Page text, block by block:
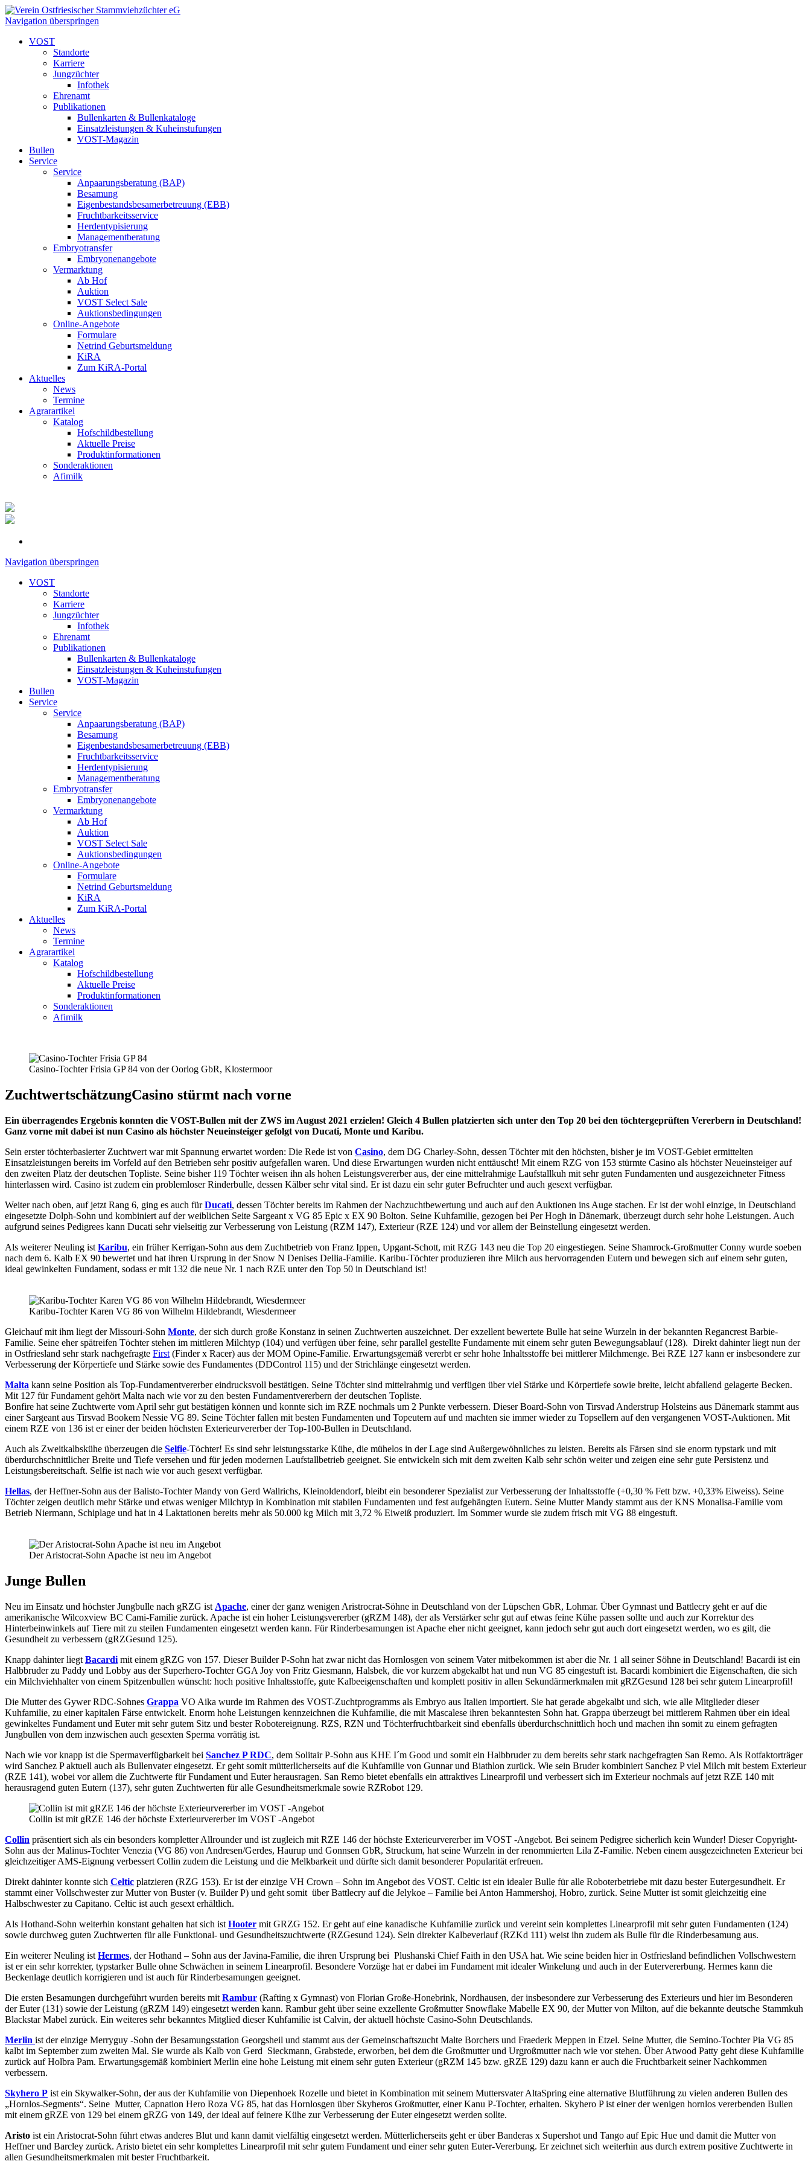
Navigation überspringen
VOST
Standorte
Karriere
Jungzüchter
Infothek
Ehrenamt
Publikationen
Bullenkarten & Bullenkataloge
Einsatzleistungen & Kuheinstufungen
VOST-Magazin
Bullen
Service
Service
Anpaarungsberatung (BAP)
Besamung
Eigenbestandsbesamerbetreuung (EBB)
Fruchtbarkeitsservice
Herdentypisierung
Managementberatung
Embryotransfer
Embryonenangebote
Vermarktung
Ab Hof
Auktion
VOST Select Sale
Auktionsbedingungen
Online-Angebote
Formulare
Netrind Geburtsmeldung
KiRA
Zum KiRA-Portal
Aktuelles
News
Termine
Agrarartikel
Katalog
Hofschildbestellung
Aktuelle Preise
Produktinformationen
Sonderaktionen
Afimilk
Navigation überspringen
VOST
Standorte
Karriere
Jungzüchter
Infothek
Ehrenamt
Publikationen
Bullenkarten & Bullenkataloge
Einsatzleistungen & Kuheinstufungen
VOST-Magazin
Bullen
Service
Service
Anpaarungsberatung (BAP)
Besamung
Eigenbestandsbesamerbetreuung (EBB)
Fruchtbarkeitsservice
Herdentypisierung
Managementberatung
Embryotransfer
Embryonenangebote
Vermarktung
Ab Hof
Auktion
VOST Select Sale
Auktionsbedingungen
Online-Angebote
Formulare
Netrind Geburtsmeldung
KiRA
Zum KiRA-Portal
Aktuelles
News
Termine
Agrarartikel
Katalog
Hofschildbestellung
Aktuelle Preise
Produktinformationen
Sonderaktionen
Afimilk
Casino-Tochter Frisia GP 84 von der Oorlog GbR, Klostermoor
ZuchtwertschätzungCasino stürmt nach vorne
Ein überragendes Ergebnis konnten die VOST-Bullen mit der ZWS im August 2021 erzielen! Gleich 4 Bullen platzierten sich unter den Top 20 bei den töchtergeprüften Vererbern in Deutschland!
Ganz vorne mit dabei ist nun Casino als höchster Neueinsteiger gefolgt von Ducati, Monte und Karibu.
Sein erster töchterbasierter Zuchtwert war mit Spannung erwartet worden: Die Rede ist von Casino, dem DG Charley-Sohn, dessen Töchter mit den höchsten, bisher je im VOST-Gebiet ermittelten
Einsatzleistungen bereits im Vorfeld auf den Betrieben sehr positiv aufgefallen waren. Und diese Erwartungen wurden nicht enttäuscht! Mit einem RZG von 153 stürmte Casino als höchster Neueinsteiger auf
den zweiten Platz der deutschen Topliste. Seine bisher 119 Töchter weisen ihn als hohen Leistungsvererber aus, der eine mittelrahmige Laufstallkuh mit sehr guten Fundamenten und ausgezeichneter Fitness
hinterlassen wird. Casino ist zudem ein problemloser Rinderbulle, dessen Kälber sehr vital sind. Er ist dazu ein sehr guter Befruchter und auch gesext verfügbar.
Weiter nach oben, auf jetzt Rang 6, ging es auch fürDucati, dessen Töchter bereits im Rahmen der Nachzuchtbewertung und auch auf den Auktionen ins Auge stachen. Er ist der wohl einzige, in Deutschland
eingesetzte Dolph-Sohn und kombiniert auf der weiblichen Seite Sargeant x VG 85 Epic x EX 90 Bolton. Seine Kuhfamilie, gezogen bei Per Hogh in Dänemark, überzeugt durch sehr hohe Leistungen. Auch
aufgrund seines Pedigrees kann Ducati sehr vielseitig zur Verbesserung von Leistung (RZM 147), Exterieur (RZE 124) und vor allem der Beinstellung eingesetzt werden.
Als weiterer Neuling ist Karibu, ein früher Kerrigan-Sohn aus dem Zuchtbetrieb von Franz Ippen, Upgant-Schott, mit RZG 143 neu die Top 20 eingestiegen. Seine Shamrock-Großmutter Conny wurde soeben
nach dem 6. Kalb EX 90 bewertet und hat ihren Ursprung in der Snow N Denises Dellia-Familie. Karibu-Töchter produzieren ihre Milch aus hervorragenden Eutern und bewegen sich auf einem sehr guten,
ideal gewinkelten Fundament, sodass er mit 132 die neue Nr. 1 nach RZE unter den Top 50 in Deutschland ist!
Karibu-Tochter Karen VG 86 von Wilhelm Hildebrandt, Wiesdermeer
Gleichauf mit ihm liegt der Missouri-Sohn Monte, der sich durch große Konstanz in seinen Zuchtwerten auszeichnet. Der exzellent bewertete Bulle hat seine Wurzeln in der bekannten Regancrest Barbie-
Familie. Seine eher spätreifen Töchter stehen im mittleren Milchtyp (104) und verfügen über feine, sehr parallel gestellte Fundamente mit einem sehr guten Bewegungsablauf (128). Direkt dahinter liegt nun der
in Ostfriesland sehr stark nachgefragte First (Finder x Racer) aus der MOM Opine-Familie. Erwartungsgemäß vererbt er sehr hohe Inhaltsstoffe bei mittlerer Milchmenge. Bei RZE 127 kann er insbesondere zur
Verbesserung der Körpertiefe und Stärke sowie des Fundamentes (DDControl 115) und der Strichlänge eingesetzt werden.
Malta kann seine Position als Top-Fundamentvererber eindrucksvoll bestätigen. Seine Töchter sind mittelrahmig und verfügen über viel Stärke und Körpertiefe sowie breite, leicht abfallend gelagerte Becken.
Mit 127 für Fundament gehört Malta nach wie vor zu den besten Fundamentvererbern der deutschen Topliste.
Bonfire hat seine Zuchtwerte vom April sehr gut bestätigen können und konnte sich im RZE nochmals um 2 Punkte verbessern. Dieser Board-Sohn von Tirsvad Anderstrup Holsteins aus Dänemark stammt aus
einer Sargeant aus Tirsvad Bookem Nessie VG 89. Seine Töchter fallen mit besten Fundamenten und Topeutern auf und machten sie immer wieder zu Topsellern auf den vergangenen VOST-Auktionen. Mit
einem RZE von 136 ist er einer der beiden höchsten Exterieurvererber der Top-100-Bullen in Deutschland.
Auch als Zweitkalbskühe überzeugen die Selfie-Töchter! Es sind sehr leistungsstarke Kühe, die mühelos in der Lage sind Außergewöhnliches zu leisten. Bereits als Färsen sind sie enorm typstark und mit
überdurchschnittlicher Breite und Tiefe versehen und für jeden modernen Laufstallbetrieb geeignet. Sie entwickeln sich mit dem zweiten Kalb sehr schön weiter und zeigen eine sehr gute Persistenz und
Leistungsbereitschaft. Selfie ist nach wie vor auch gesext verfügbar.
Hellas, der Heffner-Sohn aus der Balisto-Tochter Mandy von Gerd Wallrichs, Kleinoldendorf, bleibt ein besonderer Spezialist zur Verbesserung der Inhaltsstoffe (+0,30 % Fett bzw. +0,33% Eiweiss). Seine
Töchter zeigen deutlich mehr Stärke und etwas weniger Milchtyp in Kombination mit stabilen Fundamenten und fest aufgehängten Eutern. Seine Mutter Mandy stammt aus der KNS Monalisa-Familie vom
Betrieb Niermann, Schiplage und hat in 4 Laktationen bereits mehr als 50.000 kg Milch mit 3,72 % Eiweiß produziert. Im Sommer wurde sie zudem frisch mit VG 88 eingestuft.
Der Aristocrat-Sohn Apache ist neu im Angebot
Junge Bullen
Neu im Einsatz und höchster Jungbulle nach gRZG ist Apache, einer der ganz wenigen Aristrocrat-Söhne in Deutschland von der Lüpschen GbR, Lohmar. Über Gymnast und Battlecry geht er auf die
amerikanische Wilcoxview BC Cami-Familie zurück. Apache ist ein hoher Leistungsvererber (gRZM 148), der als Verstärker sehr gut auf etwas feine Kühe passen sollte und auch zur Korrektur des
Hinterbeinwinkels auf Tiere mit zu steilen Fundamenten eingesetzt werden kann. Für Rinderbesamungen ist Apache eher nicht geeignet, kann jedoch sehr gut auch dort eingesetzt werden, wo es gilt, die
Gesundheit zu verbessern (gRZGesund 125).
Knapp dahinter liegt Bacardi mit einem gRZG von 157. Dieser Builder P-Sohn hat zwar nicht das Hornlosgen von seinem Vater mitbekommen ist aber die Nr. 1 all seiner Söhne in Deutschland! Bacardi ist ein
Halbbruder zu Paddy und Lobby aus der Superhero-Tochter GGA Joy von Fritz Giesmann, Halsbek, die vor kurzem abgekalbt hat und nun VG 85 eingestuft ist. Bacardi kombiniert die Eigenschaften, die sich
ein Milchviehhalter von einem Spitzenbullen wünscht: hoch positive Inhaltsstoffe, gute Kalbeeigenschaften und komplett positiv in allen Sekundärmerkmalen mit gRZGesund 128 bei sehr gutem Linearprofil!
Die Mutter des Gywer RDC-Sohnes Grappa VO Aika wurde im Rahmen des VOST-Zuchtprogramms als Embryo aus Italien importiert. Sie hat gerade abgekalbt und sich, wie alle Mitglieder dieser
Kuhfamilie, zu einer kapitalen Färse entwickelt. Enorm hohe Leistungen kennzeichnen die Kuhfamilie, die mit Mascalese ihren bekanntesten Sohn hat. Grappa überzeugt bei mittlerem Rahmen über ein ideal
gewinkeltes Fundament und Euter mit sehr gutem Sitz und bester Robotereignung. RZS, RZN und Töchterfruchtbarkeit sind ebenfalls überdurchschnittlich hoch und machen ihn somit zu einem gefragten
Jungbullen von dem inzwischen auch gesexten Sperma vorrätig ist.
Nach wie vor knapp ist die Spermaverfügbarkeit bei Sanchez P RDC, dem Solitair P-Sohn aus KHE I´m Good und somit ein Halbbruder zu dem bereits sehr stark nachgefragten San Remo. Als Rotfaktorträger
wird Sanchez P aktuell auch als Bullenvater eingesetzt. Er geht somit mütterlicherseits auf die Kuhfamilie von Gunnar und Biathlon zurück. Wie sein Bruder kombiniert Sanchez P viel Milch mit bestem Exterieur
(RZE 141), wobei vor allem die Zuchtwerte für Fundament und Euter herausragen. San Remo bietet ebenfalls ein attraktives Linearprofil und verbessert sich im Exterieur nochmals auf jetzt RZE 140 mit
herausragend guten Eutern (137), sehr guten Zuchtwerten für alle Gesundheitsmerkmale sowie RZRobot 129.
Collin ist mit gRZE 146 der höchste Exterieurvererber im VOST -Angebot
Collin präsentiert sich als ein besonders kompletter Allrounder und ist zugleich mit RZE 146 der höchste Exterieurvererber im VOST -Angebot. Bei seinem Pedigree sicherlich kein Wunder! Dieser Copyright-
Sohn aus der Malinus-Tochter Venezia (VG 86) von Andresen/Gerdes, Haurup und Gonnsen GbR, Struckum, hat seine Wurzeln in der renommierten Lila Z-Familie. Neben einem ausgezeichneten Exterieur bei
gleichzeitiger AMS-Eignung verbessert Collin zudem die Leistung und die Melkbarkeit und dürfte sich damit besonderer Popularität erfreuen.
Direkt dahinter konnte sich Celtic platzieren (RZG 153). Er ist der einzige VH Crown – Sohn im Angebot des VOST. Celtic ist ein idealer Bulle für alle Roboterbetriebe mit dazu bester Eutergesundheit. Er
stammt einer Vollschwester zur Mutter von Buster (v. Builder P) und geht somit über Battlecry auf die Jelykoe – Familie bei Anton Hammershoj, Hobro, zurück. Seine Mutter ist somit gleichzeitig eine
Halbschwester zu Capitano. Celtic ist auch gesext erhältlich.
Als Hothand-Sohn weiterhin konstant gehalten hat sich ist Hooter mit GRZG 152. Er geht auf eine kanadische Kuhfamilie zurück und vereint sein komplettes Linearprofil mit sehr guten Fundamenten (124)
sowie durchweg guten Zuchtwerten für alle Funktional- und Gesundheitszuchtwerte (RZGesund 124). Sein direkter Kalbeverlauf (RZKd 111) weist ihn zudem als Bulle für die Rinderbesamung aus.
Ein weiterer Neuling ist Hermes, der Hothand – Sohn aus der Javina-Familie, die ihren Ursprung bei Plushanski Chief Faith in den USA hat. Wie seine beiden hier in Ostfriesland befindlichen Vollschwestern
ist er ein sehr korrekter, typstarker Bulle ohne Schwächen in seinem Linearprofil. Besondere Vorzüge hat er dabei im Fundament mit idealer Winkelung und auch in der Eutervererbung. Hermes kann die
Beckenlage deutlich korrigieren und ist auch für Rinderbesamungen geeignet.
Die ersten Besamungen durchgeführt wurden bereits mit Rambur (Rafting x Gymnast) von Florian Große-Honebrink, Nordhausen, der insbesondere zur Verbesserung des Exterieurs und hier im Besonderen
der Euter (131) sowie der Leistung (gRZM 149) eingesetzt werden kann. Rambur geht über seine exzellente Großmutter Snowflake Mabelle EX 90, der Mutter von Milton, auf die bekannte deutsche Stammkuh
Blackstar Mabel zurück. Ein weiteres sehr bekanntes Mitglied dieser Kuhfamilie ist Calvin, der aktuell höchste Casino-Sohn Deutschlands.
Merlin ist der einzige Merryguy -Sohn der Besamungsstation Georgsheil und stammt aus der Gemeinschaftszucht Malte Borchers und Fraederk Meppen in Etzel. Seine Mutter, die Semino-Tochter Pia VG 85
kalbt im September zum zweiten Mal. Sie wurde als Kalb von Gerd Sieckmann, Grabstede, erworben, bei dem die Großmutter und Urgroßmutter nach wie vor stehen. Über Atwood Patty geht diese Kuhfamilie
zurück auf Holbra Pam. Erwartungsgemäß kombiniert Merlin eine hohe Leistung mit einem sehr guten Exterieur (gRZM 145 bzw. gRZE 129) dazu kann er auch die Fruchtbarkeit seiner Nachkommen
verbessern.
Skyhero P ist ein Skywalker-Sohn, der aus der Kuhfamilie von Diepenhoek Rozelle und bietet in Kombination mit seinem Muttersvater AltaSpring eine alternative Blutführung zu vielen anderen Bullen des
„Hornlos-Segments“. Seine Mutter, Capnation Hero Roza VG 85, hat das Hornlosgen über Skyheros Großmutter, einer Kanu P-Tochter, erhalten. Skyhero P ist einer der wenigen hornlos vererbenden Bullen
mit einem gRZE von 129 bei einem gRZG von 149, der ideal auf feinere Kühe zur Verbesserung der Euter eingesetzt werden sollte.
Aristo ist ein Aristocrat-Sohn führt etwas anderes Blut und kann damit vielfältig eingesetzt werden. Mütterlicherseits geht er über Banderas x Supershot und Tango auf Epic Hue und damit die Mutter von
Heffner und Barcley zurück. Aristo bietet ein sehr komplettes Linearprofil mit sehr gutem Fundament und einer sehr guten Euter-Vererbung. Er zeichnet sich weiterhin aus durch extrem positive Zuchtwerte in
allen Gesundheitsmerkmalen mit bester Fruchtbarkeit.